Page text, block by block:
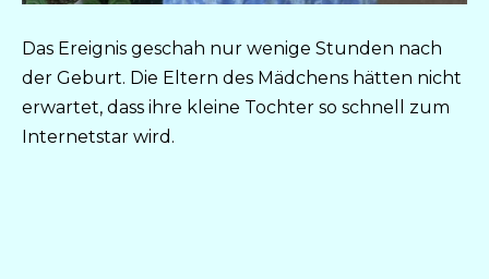
Das Ereignis geschah nur wenige Stunden nach
der Geburt. Die Eltern des Mädchens hätten nicht
erwartet, dass ihre kleine Tochter so schnell zum
Internetstar wird.